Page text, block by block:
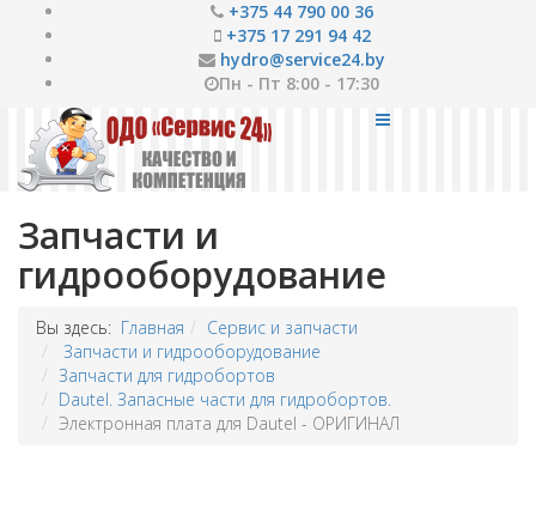
+375 44 790 00 36
+375 17 291 94 42
hydro@service24.by
Пн - Пт 8:00 - 17:30
Запчасти и
гидрооборудование
Вы здесь: Главная
Сервис и запчасти
Запчасти и гидрооборудование
Запчасти для гидробортов
Dautel. Запасные части для гидробортов.
Электронная плата для Dautel - ОРИГИНАЛ